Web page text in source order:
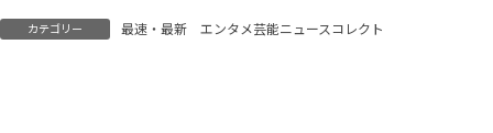
の大ヒットドラマをリメ
イク
カテゴリー 最速・最新 エンタメ芸能ニュースコレクト